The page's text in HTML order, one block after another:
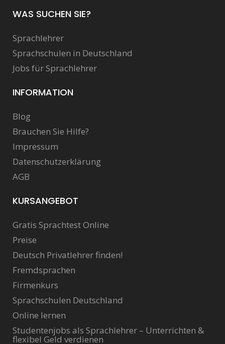
WAS SUCHEN SIE?
Sprachlehrer
Sprachschulen in Deutschland
Jobs für Sprachlehrer
INFORMATION
Blog
Brauchen Sie Hilfe?
Impressum
Datenschutzerklärung
AGB
KURSANGEBOT
Gratis Sprachtest Online
Preise
Deutsch Privatlehrer finden!
Fremdsprachen
Firmenkurs
Sprachschulen Deutschland
Online lernen
Studentenjobs als Sprachlehrer – Unterrichten &
flexibel Geld verdienen